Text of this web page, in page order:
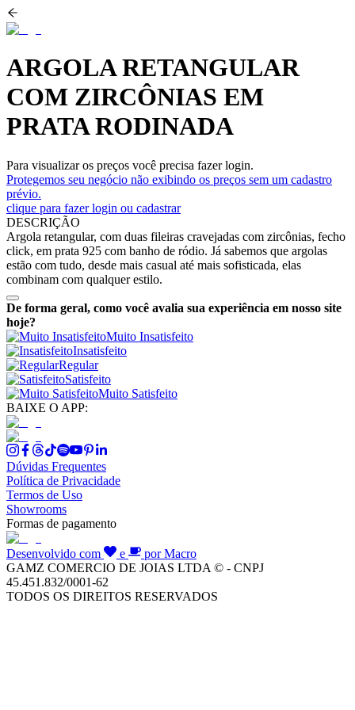
ARGOLA RETANGULAR
COM ZIRCÔNIAS EM
PRATA RODINADA
Para visualizar os preços você precisa fazer login.
Protegemos seu negócio não exibindo os preços sem um cadastro
prévio.
clique para fazer login ou cadastrar
DESCRIÇÃO
Argola retangular, com duas fileiras cravejadas com zircônias, fecho
click, em prata 925 com banho de ródio. Já sabemos que argolas
estão com tudo, desde mais casual até mais sofisticada, elas
combinam com qualquer estilo.
De forma geral, como você avalia sua experiência em nosso site
hoje?
Muito Insatisfeito
Insatisfeito
Regular
Satisfeito
Muito Satisfeito
BAIXE O APP:
Dúvidas Frequentes
Política de Privacidade
Termos de Uso
Showrooms
Formas de pagamento
Desenvolvido com e
por Macro
GAMZ COMERCIO DE JOIAS LTDA © - CNPJ
45.451.832/0001-62
TODOS OS DIREITOS RESERVADOS